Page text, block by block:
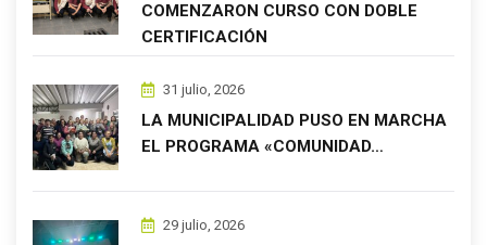
COMENZARON CURSO CON DOBLE
CERTIFICACIÓN
31 julio, 2026
LA MUNICIPALIDAD PUSO EN MARCHA
EL PROGRAMA «COMUNIDAD…
29 julio, 2026